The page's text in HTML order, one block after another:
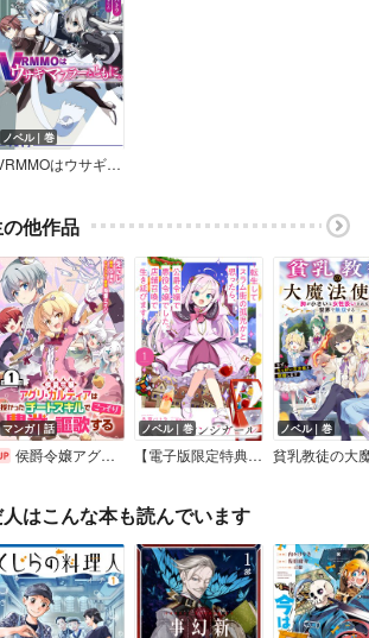
ノベル｜巻
VRMMOはウサギマフラーとともに。
他作品
マンガ｜話
侯爵令嬢アグリ・カルティアは授かったチートスキルでこっそり農業を謳歌する【単話版】
ノベル｜巻
【電子版限定特典付き】桜色ストレンジガール
ノベル｜巻
はこんな本も読んでいます